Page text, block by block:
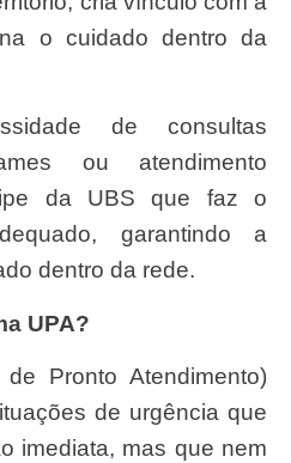
o cuidado dentro da
ou atendimento
da UBS que faz o
garantindo a
dentro da rede.
UPA?
de urgência que
imediata, mas que nem